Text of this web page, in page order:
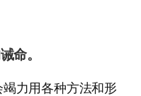
命。
力用各种方法和形